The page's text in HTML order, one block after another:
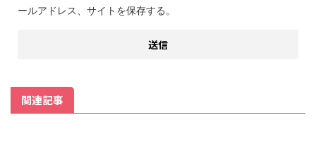
ールアドレス、サイトを保存する。
関連記事